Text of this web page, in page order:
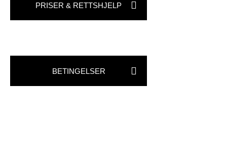
PRISER & RETTSHJELP
BETINGELSER